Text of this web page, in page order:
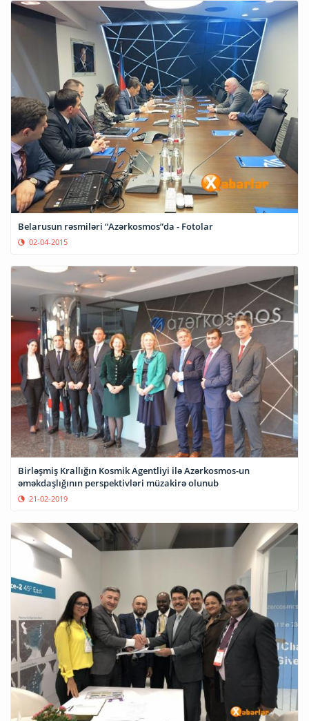
Belarusun rəsmiləri “Azərkosmos”da - Fotolar
02-04-2015
Birləşmiş Krallığın Kosmik Agentliyi ilə Azərkosmos-un
əməkdaşlığının perspektivləri müzakirə olunub
21-02-2019